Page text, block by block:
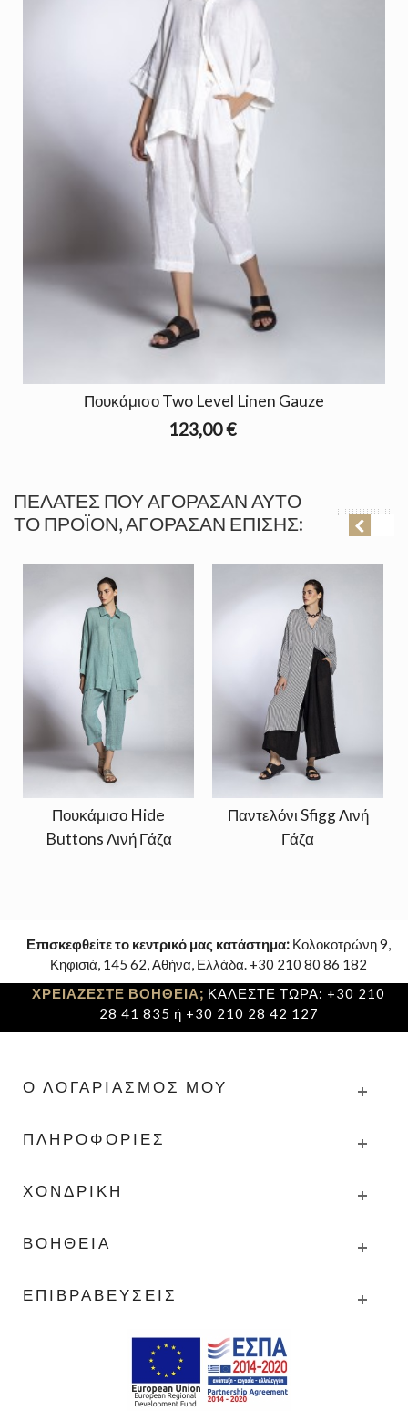
Πουκάμισο Two Level Linen Gauze
123,00 €
ΠΕΛΆΤΕΣ ΠΟΥ ΑΓΌΡΑΣΑΝ ΑΥΤΌ
ΤΟ ΠΡΟΪΌΝ, ΑΓΌΡΑΣΑΝ ΕΠΊΣΗΣ:
Πουκάμισο Hide
Buttons Λινή Γάζα
Παντελόνι Sfigg Λινή
Γάζα
Επισκεφθείτε το κεντρικό μας κατάστημα: Κολοκοτρώνη 9,
Κηφισιά, 145 62, Αθήνα, Ελλάδα. +30 210 80 86 182
ΧΡΕΙΑΖΕΣΤΕ ΒΟΗΘΕΙΑ; ΚΑΛΕΣΤΕ ΤΩΡΑ: +30 210
28 41 835 ή +30 210 28 42 127
Ο ΛΟΓΑΡΙΑΣΜΌΣ ΜΟΥ
ΠΛΗΡΟΦΟΡΊΕΣ
ΧΟΝΔΡΙΚΉ
ΒΟΉΘΕΙΑ
ΕΠΙΒΡΑΒΕΎΣΕΙΣ